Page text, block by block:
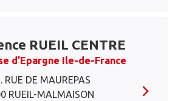
RUEIL CENTRE
d’Epargne Ile-de-France
RUE DE MAUREPAS
RUEIL-MALMAISON